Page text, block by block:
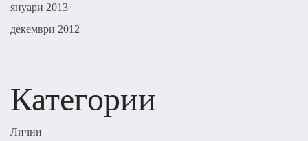
януари 2013
декември 2012
Категории
Лични